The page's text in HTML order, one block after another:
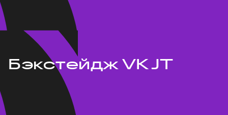
Бэкстейдж VK JT